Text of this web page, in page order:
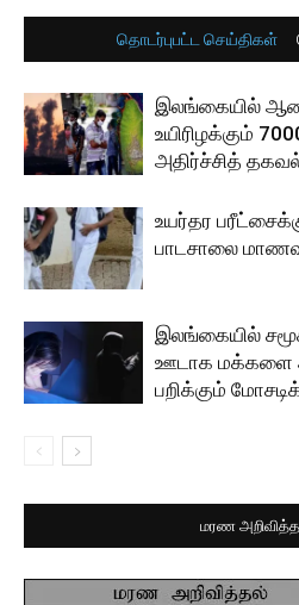
தொடர்புபட்ட செய்திகள்
இலங்கையில்
உயிரிழக்கும்
அதிர்ச்சித்
உயர்தர
பாடசாலை
இலங்கையில்
ஊடாக மக்களை
பறிக்கும்
மரண